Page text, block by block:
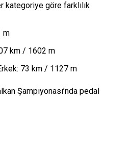
kategoriye göre farklılık
m
km / 1602 m
73 km / 1127 m
Şampiyonası’nda pedal